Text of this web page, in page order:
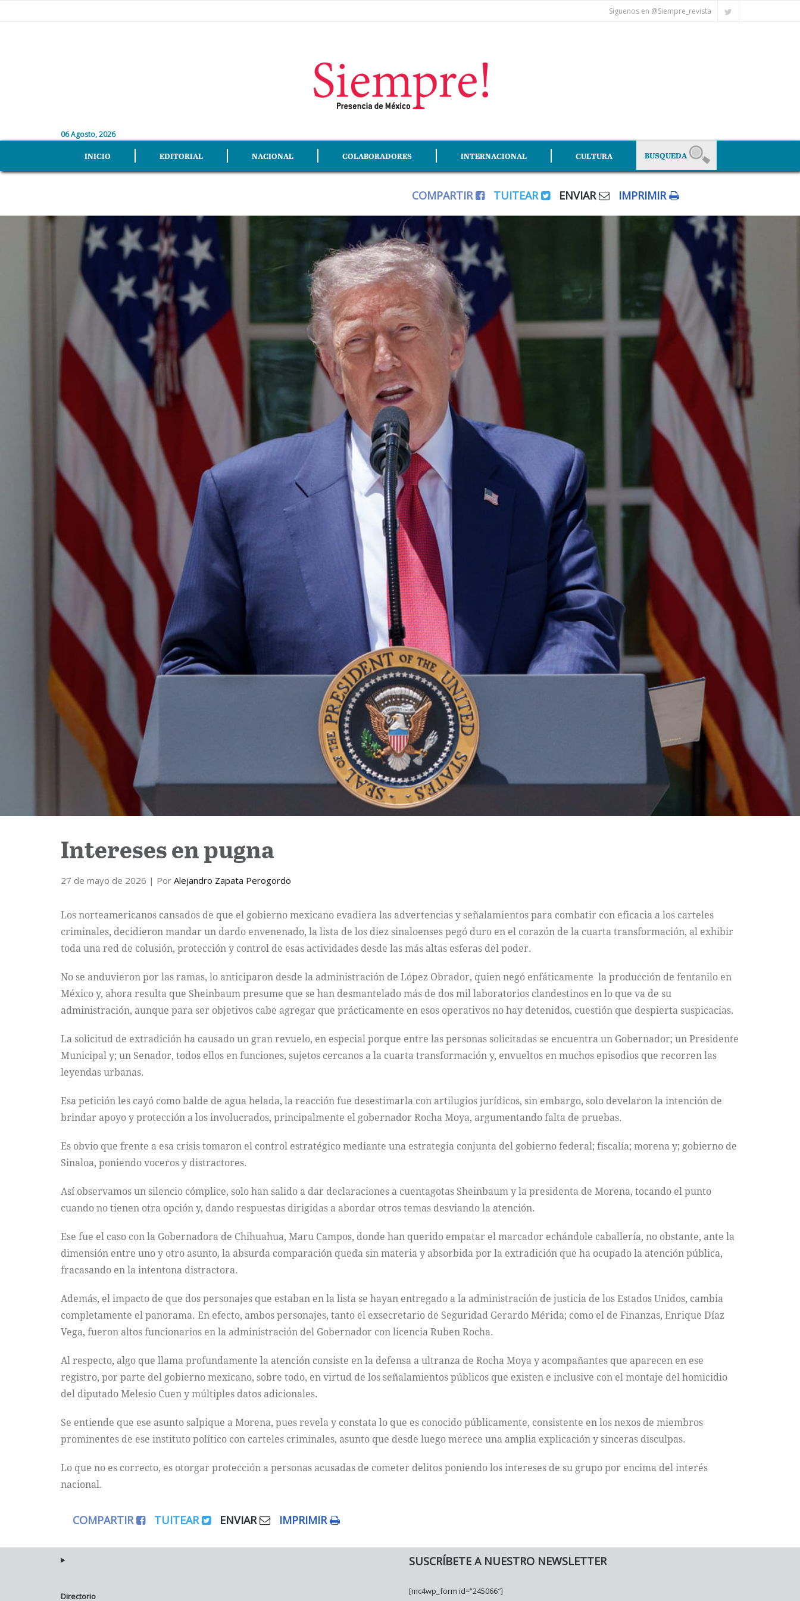
Síguenos en @Siempre_revista
06 Agosto, 2026
INICIO EDITORIAL NACIONAL COLABORADORES INTERNACIONAL CULTURA
COMPARTIR TUITEAR ENVIAR IMPRIMIR
Intereses en pugna
27 de mayo de 2026 | Por Alejandro Zapata Perogordo
Los norteamericanos cansados de que el gobierno mexicano evadiera las advertencias y señalamientos para combatir con eficacia a los carteles
criminales, decidieron mandar un dardo envenenado, la lista de los diez sinaloenses pegó duro en el corazón de la cuarta transformación, al exhibir
toda una red de colusión, protección y control de esas actividades desde las más altas esferas del poder.
No se anduvieron por las ramas, lo anticiparon desde la administración de López Obrador, quien negó enfáticamente la producción de fentanilo en
México y, ahora resulta que Sheinbaum presume que se han desmantelado más de dos mil laboratorios clandestinos en lo que va de su
administración, aunque para ser objetivos cabe agregar que prácticamente en esos operativos no hay detenidos, cuestión que despierta suspicacias.
La solicitud de extradición ha causado un gran revuelo, en especial porque entre las personas solicitadas se encuentra un Gobernador; un Presidente
Municipal y; un Senador, todos ellos en funciones, sujetos cercanos a la cuarta transformación y, envueltos en muchos episodios que recorren las
leyendas urbanas.
Esa petición les cayó como balde de agua helada, la reacción fue desestimarla con artilugios jurídicos, sin embargo, solo develaron la intención de
brindar apoyo y protección a los involucrados, principalmente el gobernador Rocha Moya, argumentando falta de pruebas.
Es obvio que frente a esa crisis tomaron el control estratégico mediante una estrategia conjunta del gobierno federal; fiscalía; morena y; gobierno de
Sinaloa, poniendo voceros y distractores.
Así observamos un silencio cómplice, solo han salido a dar declaraciones a cuentagotas Sheinbaum y la presidenta de Morena, tocando el punto
cuando no tienen otra opción y, dando respuestas dirigidas a abordar otros temas desviando la atención.
Ese fue el caso con la Gobernadora de Chihuahua, Maru Campos, donde han querido empatar el marcador echándole caballería, no obstante, ante la
dimensión entre uno y otro asunto, la absurda comparación queda sin materia y absorbida por la extradición que ha ocupado la atención pública,
fracasando en la intentona distractora.
Además, el impacto de que dos personajes que estaban en la lista se hayan entregado a la administración de justicia de los Estados Unidos, cambia
completamente el panorama. En efecto, ambos personajes, tanto el exsecretario de Seguridad Gerardo Mérida; como el de Finanzas, Enrique Díaz
Vega, fueron altos funcionarios en la administración del Gobernador con licencia Ruben Rocha.
Al respecto, algo que llama profundamente la atención consiste en la defensa a ultranza de Rocha Moya y acompañantes que aparecen en ese
registro, por parte del gobierno mexicano, sobre todo, en virtud de los señalamientos públicos que existen e inclusive con el montaje del homicidio
del diputado Melesio Cuen y múltiples datos adicionales.
Se entiende que ese asunto salpique a Morena, pues revela y constata lo que es conocido públicamente, consistente en los nexos de miembros
prominentes de ese instituto político con carteles criminales, asunto que desde luego merece una amplia explicación y sinceras disculpas.
Lo que no es correcto, es otorgar protección a personas acusadas de cometer delitos poniendo los intereses de su grupo por encima del interés
nacional.
COMPARTIR TUITEAR ENVIAR IMPRIMIR
Directorio
SUSCRÍBETE A NUESTRO NEWSLETTER
[mc4wp_form id=”245066″]